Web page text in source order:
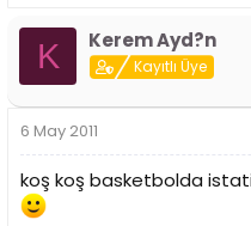
K Kerem Ayd?n
Kayıtlı Üye
6 May 2011
koş koş basketbolda